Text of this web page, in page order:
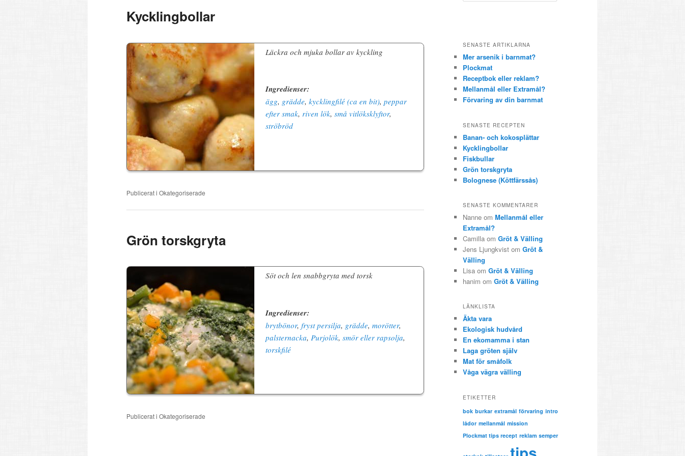
Kycklingbollar
Läckra och mjuka bollar av kyckling
Ingredienser:
ägg, grädde, kycklingfilé (ca en bit), peppar
efter smak, riven lök, små vitlöksklyftor,
ströbröd
Publicerat i Okategoriserade
Grön torskgryta
Söt och len snabbgryta med torsk
Ingredienser:
brytbönor, fryst persilja, grädde, morötter,
palsternacka, Purjolök, smör eller rapsolja,
torskfilé
Publicerat i Okategoriserade
SENASTE ARTIKLARNA
Mer arsenik i barnmat?
Plockmat
Receptbok eller reklam?
Mellanmål eller Extramål?
Förvaring av din barnmat
SENASTE RECEPTEN
Banan- och kokosplättar
Kycklingbollar
Fiskbullar
Grön torskgryta
Bolognese (Köttfärssås)
SENASTE KOMMENTARER
Nanne om Mellanmål eller
Extramål?
Camilla om Gröt & Välling
Jens Ljungkvist om Gröt &
Välling
Lisa om Gröt & Välling
hanim om Gröt & Välling
LÄNKLISTA
Äkta vara
Ekologisk hudvård
En ekomamma i stan
Laga gröten själv
Mat för småfolk
Våga vägra välling
ETIKETTER
bok burkar extramål förvaring intro
lådor mellanmål mission
Plockmat tips recept reklam semper